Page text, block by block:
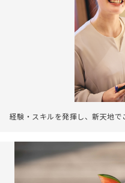
経験・スキルを発揮し、新天地で